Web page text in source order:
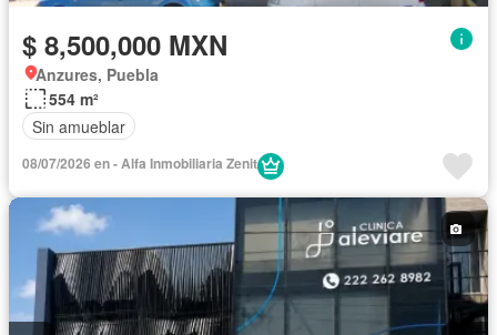
$ 8,500,000 MXN
Anzures, Puebla
554 m²
Sin amueblar
08/07/2026 en - Alfa Inmobiliaria Zenit